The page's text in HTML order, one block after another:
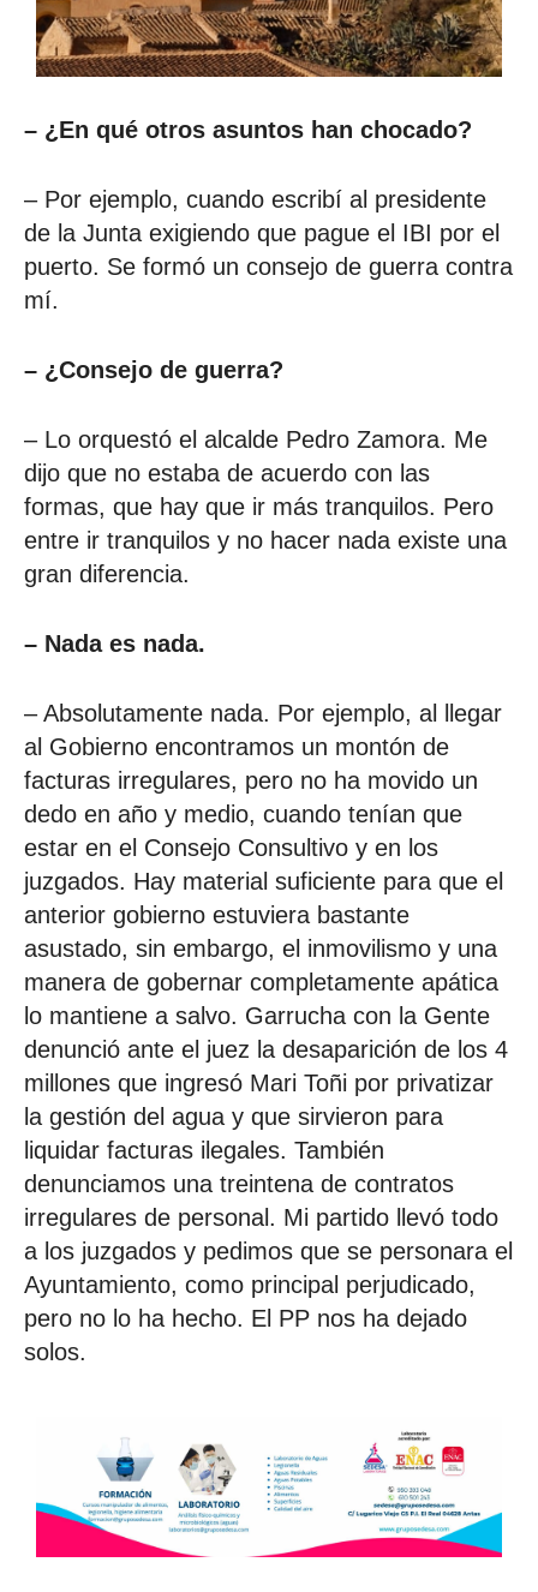
– ¿En qué otros asuntos han chocado?
– Por ejemplo, cuando escribí al presidente
de la Junta exigiendo que pague el IBI por el
puerto. Se formó un consejo de guerra contra
mí.
– ¿Consejo de guerra?
– Lo orquestó el alcalde Pedro Zamora. Me
dijo que no estaba de acuerdo con las
formas, que hay que ir más tranquilos. Pero
entre ir tranquilos y no hacer nada existe una
gran diferencia.
– Nada es nada.
– Absolutamente nada. Por ejemplo, al llegar
al Gobierno encontramos un montón de
facturas irregulares, pero no ha movido un
dedo en año y medio, cuando tenían que
estar en el Consejo Consultivo y en los
juzgados. Hay material suficiente para que el
anterior gobierno estuviera bastante
asustado, sin embargo, el inmovilismo y una
manera de gobernar completamente apática
lo mantiene a salvo. Garrucha con la Gente
denunció ante el juez la desaparición de los 4
millones que ingresó Mari Toñi por privatizar
la gestión del agua y que sirvieron para
liquidar facturas ilegales. También
denunciamos una treintena de contratos
irregulares de personal. Mi partido llevó todo
a los juzgados y pedimos que se personara el
Ayuntamiento, como principal perjudicado,
pero no lo ha hecho. El PP nos ha dejado
solos.